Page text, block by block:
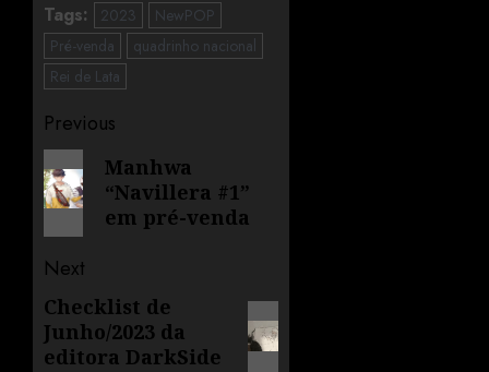
Tags: 2023
NewPOP
Pré-venda
quadrinho nacional
Rei de Lata
Previous
Manhwa
“Navillera #1”
em pré-venda
Next
Checklist de
Junho/2023 da
editora DarkSide